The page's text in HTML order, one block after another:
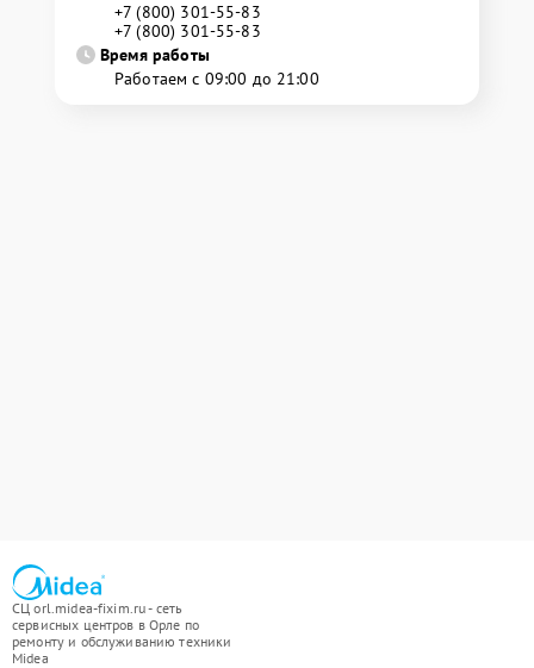
+7 (800) 301-55-83
+7 (800) 301-55-83
Время работы
Работаем с 09:00 до 21:00
СЦ orl.midea-fixim.ru - сеть
сервисных центров в Орле по
ремонту и обслуживанию техники
Midea